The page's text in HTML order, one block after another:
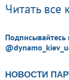
Читать все
Подписывайтесь